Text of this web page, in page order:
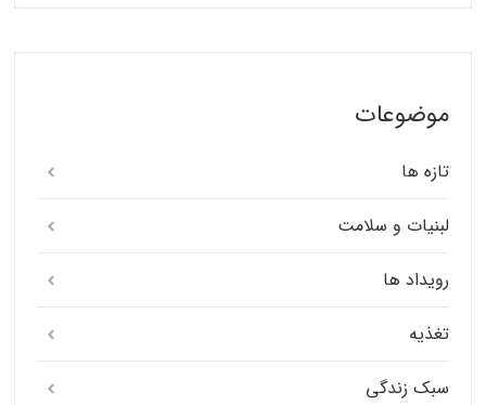
موضوعات
تازه ها
لبنیات و سلامت
رویداد ها
تغذیه
سبک زندگی